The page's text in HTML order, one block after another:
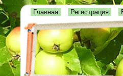
Главная Регистрация